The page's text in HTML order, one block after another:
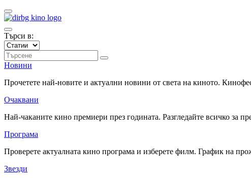
Търси в:
Новини
Прочетете най-новите и актуални новини от света на киното.
Очаквани
Най-чаканите кино премиери през годината. Разгледайте всичко за
Програма
Проверете актуалната кино програма и изберете филм. График на
Звезди